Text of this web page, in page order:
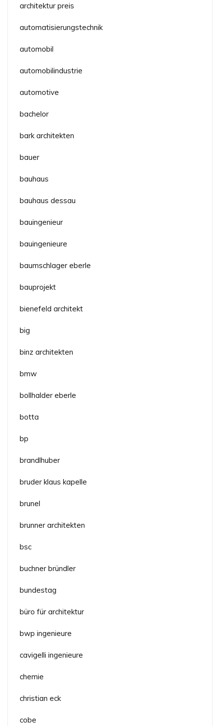
architektur preis
automatisierungstechnik
automobil
automobilindustrie
automotive
bachelor
bark architekten
bauer
bauhaus
bauhaus dessau
bauingenieur
bauingenieure
baumschlager eberle
bauprojekt
bienefeld architekt
big
binz architekten
bmw
bollhalder eberle
botta
bp
brandlhuber
bruder klaus kapelle
brunel
brunner architekten
bsc
buchner bründler
bundestag
büro für architektur
bwp ingenieure
cavigelli ingenieure
chemie
christian eck
cobe